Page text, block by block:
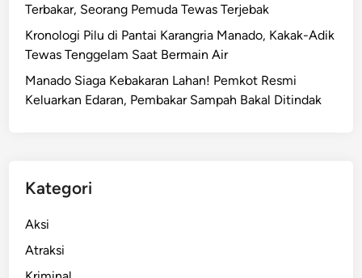
Terbakar, Seorang Pemuda Tewas Terjebak
Kronologi Pilu di Pantai Karangria Manado, Kakak-Adik
Tewas Tenggelam Saat Bermain Air
Manado Siaga Kebakaran Lahan! Pemkot Resmi
Keluarkan Edaran, Pembakar Sampah Bakal Ditindak
Kategori
Aksi
Atraksi